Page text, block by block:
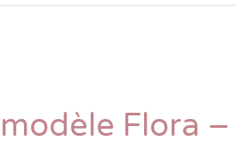
Flora –